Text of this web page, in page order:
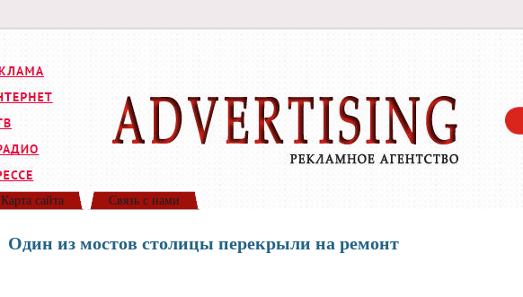
Карта сайта Связь с нами
Один из мостов столицы перекрыли на ремонт